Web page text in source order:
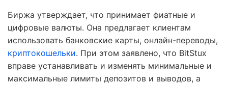
Биржа утверждает, что принимает фиатные и
цифровые валюты. Она предлагает клиентам
использовать банковские карты, онлайн-переводы,
криптокошельки. При этом заявлено, что BitStux
вправе устанавливать и изменять минимальные и
максимальные лимиты депозитов и выводов, а